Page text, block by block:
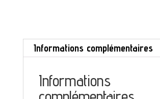
Allegro
feuille
Informations complémentaires
Informations